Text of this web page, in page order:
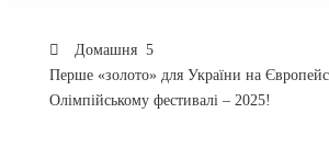
Домашня
Перше «золото» для України на
Олімпійському фестивалі – 2025!